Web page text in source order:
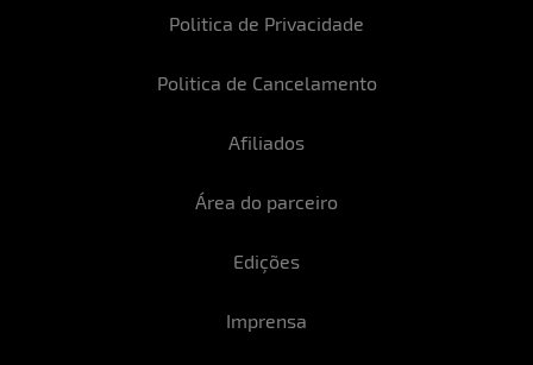
Politica de Privacidade
Politica de Cancelamento
Afiliados
Área do parceiro
Edições
Imprensa